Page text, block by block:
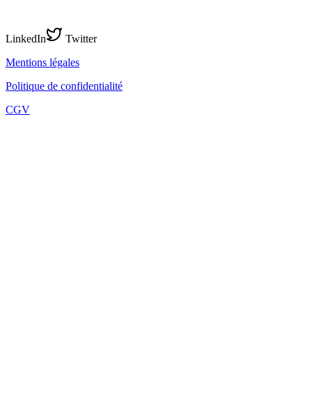
LinkedIn
Twitter
Mentions légales
Politique de confidentialité
CGV